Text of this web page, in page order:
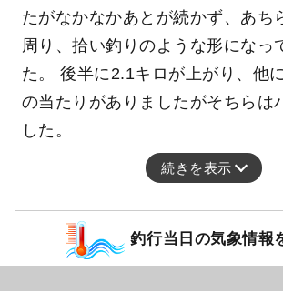
たがなかなかあとが続かず、あち
周り、拾い釣りのような形になっ
た。 後半に2.1キロが上がり、他
の当たりがありましたがそちらは
した。
続きを表示
釣行当日の気象情報